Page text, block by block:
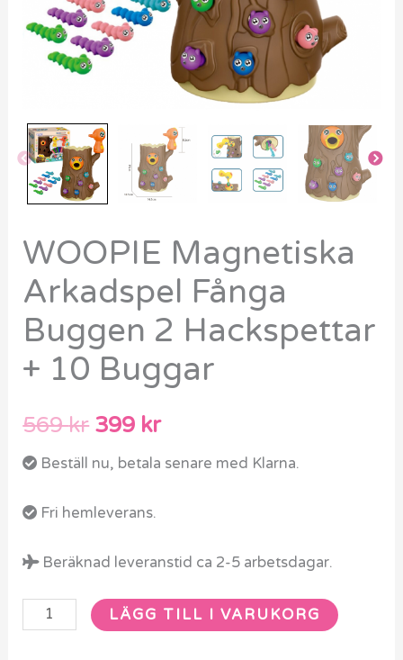
WOOPIE Magnetiska
Arkadspel Fånga
Buggen 2 Hackspettar
+ 10 Buggar
569kr 399 kr
Beställ nu, betala senare med Klarna.
Fri hemleverans.
Beräknad leveranstid ca 2-5 arbetsdagar.
Buggar
mängd
LÄGG TILL I VARUKORG